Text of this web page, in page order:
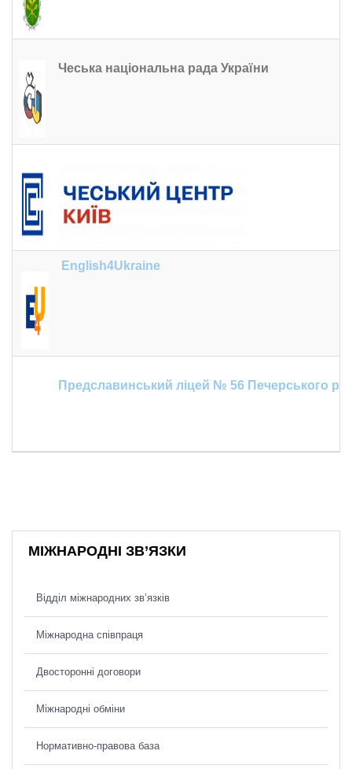
Чеська національна рада України
English4Ukraine
Предславинський ліцей № 56 Печерського
МІЖНАРОДНІ ЗВ’ЯЗКИ
Відділ міжнародних зв’язків
Міжнародна співпраця
Двосторонні договори
Міжнародні обміни
Нормативно-правова база